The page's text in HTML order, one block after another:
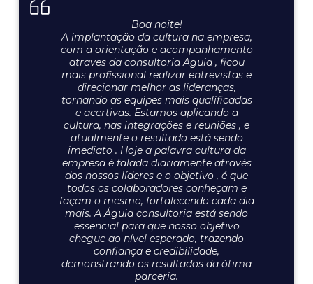
Boa noite!
A implantação da cultura na empresa,
com a orientação e acompanhamento
atraves da consultoria Aguia , ficou
mais profissional realizar entrevistas e
direcionar melhor as lideranças,
tornando as equipes mais qualificadas
e acertivas. Estamos aplicando a
cultura, nas integrações e reuniões , e
atualmente o resultado está sendo
imediato . Hoje a palavra cultura da
empresa é falada diariamente através
dos nossos líderes e o objetivo , é que
todos os colaboradores conheçam e
façam o mesmo, fortalecendo cada dia
mais. A Águia consultoria está sendo
essencial para que nosso objetivo
chegue ao nível esperado, trazendo
confiança e credibilidade,
demonstrando os resultados da ótima
parceria.